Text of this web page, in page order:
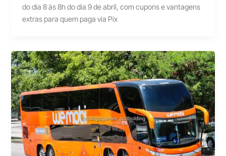
do dia 8 às 8h do dia 9 de abril, com cupons e vantagens
extras para quem paga via Pix